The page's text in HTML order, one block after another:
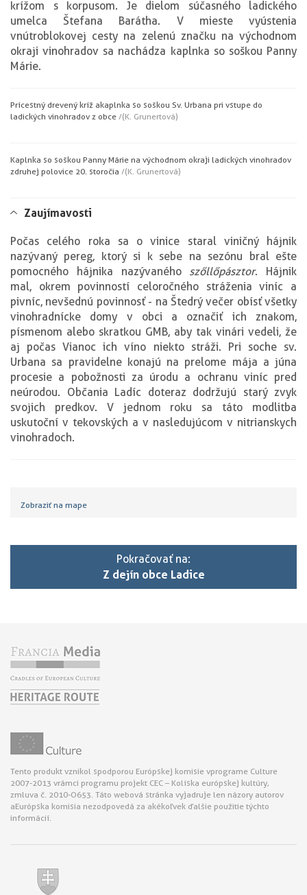
krížom s korpusom. Je dielom súčasného ladického
umelca Štefana Barátha. V mieste vyústenia
vnútroblokovej cesty na zelenú značku na východnom
okraji vinohradov sa nachádza kaplnka so soškou Panny
Márie.
Prícestný drevený kríž a kaplnka so soškou Sv. Urbana pri vstupe do
ladických vinohradov z obce /(K. Grunertová)
Kaplnka so soškou Panny Márie na východnom okraji ladických vinohradov
z druhej polovice 20. storočia /(K. Grunertová)
Zaujímavosti
Počas celého roka sa o vinice staral viničný hájnik
nazývaný pereg, ktorý si k sebe na sezónu bral ešte
pomocného hájnika nazývaného szőllőpásztor. Hájnik
mal, okrem povinností celoročného stráženia viníc a
pivníc, nevšednú povinnosť - na Štedrý večer obísť všetky
vinohradnícke domy v obci a označiť ich znakom,
písmenom alebo skratkou GMB, aby tak vinári vedeli, že
aj počas Vianoc ich víno niekto stráži. Pri soche sv.
Urbana sa pravidelne konajú na prelome mája a júna
procesie a pobožnosti za úrodu a ochranu viníc pred
neúrodou. Občania Ladíc doteraz dodržujú starý zvyk
svojich predkov. V jednom roku sa táto modlitba
uskutoční v tekovských a v nasledujúcom v nitrianskych
vinohradoch.
Zobraziť na mape
Pokračovať na:
Z dejín obce Ladice
Tento produkt vznikol s podporou Európskej komisie v programe Culture
2007-2013 v rámci programu projekt CEC – Kolíska európskej kultúry,
zmluva č. 2010-O653. Táto webová stránka vyjadruje len názory autorov
a Európska komisia nezodpovedá za akékoľvek ďalšie použitie týchto
informácií.